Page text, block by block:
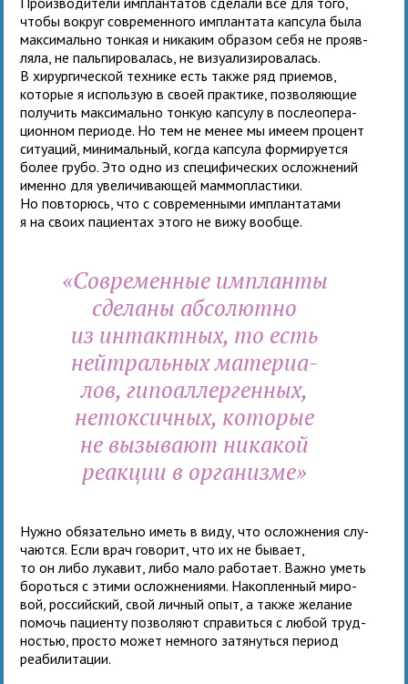
чтобы вокруг совре­мен­ного имплан­тата кап­сула была
мак­си­мально тон­кая и ника­ким обра­зом себя не про­яв­
ляла, не паль­пи­ро­ва­лась, не визу­а­ли­зи­ро­ва­лась.
В хирур­ги­че­ской тех­нике есть также ряд при­е­мов,
кото­рые я исполь­зую в своей прак­тике, поз­во­ля­ю­щие
полу­чить мак­си­мально тон­кую кап­сулу в после­опе­ра­
ци­он­ном пери­оде. Но тем не менее мы имеем про­цент
ситу­а­ций, мини­маль­ный, когда кап­сула фор­ми­ру­ется
более грубо. Это одно из спе­ци­фи­че­ских ослож­не­ний
именно для уве­ли­чи­ва­ю­щей мам­мо­пла­стики.
Но повто­рюсь, что с совре­мен­ными имплан­та­тами
я на своих паци­ен­тах этого не вижу вообще.
«Современные импланты
сде­ланы абсо­лютно
из интакт­ных, то есть
ней­траль­ных мате­ри­а­
лов, гипо­ал­лер­ген­ных,
неток­сич­ных, кото­рые
не вызы­вают ника­кой
реак­ции в орга­низме»
Нужно обя­за­тельно иметь в виду, что ослож­не­ния слу­
ча­ются. Если врач гово­рит, что их не бывает,
то он либо лука­вит, либо мало рабо­тает. Важно уметь
бороться с этими ослож­не­ни­ями. Накопленный миро­
вой, рос­сий­ский, свой лич­ный опыт, а также жела­ние
помочь паци­енту поз­во­ляют спра­виться с любой труд­
но­стью, про­сто может немного затя­нуться период
реа­би­литации.